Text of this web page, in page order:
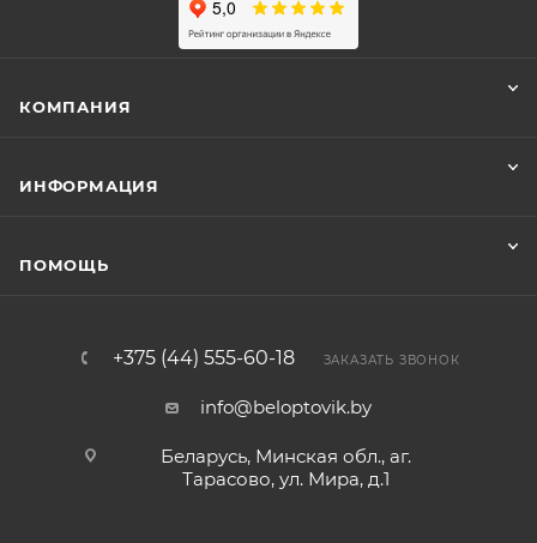
КОМПАНИЯ
ИНФОРМАЦИЯ
ПОМОЩЬ
+375 (44) 555-60-18 ЗАКАЗАТЬ ЗВОНОК
info@beloptovik.by
Беларусь, Минская обл., аг.
Тарасово, ул. Мира, д.1